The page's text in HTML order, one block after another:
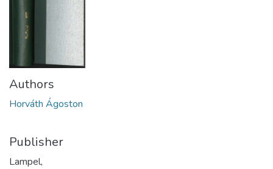
Authors
Horváth Ágoston
Publisher
Lampel,